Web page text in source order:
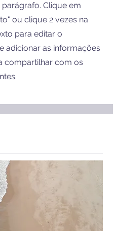
parágrafo. Clique em
ou clique 2 vezes na
para editar o
adicionar as informações
compartilhar com os